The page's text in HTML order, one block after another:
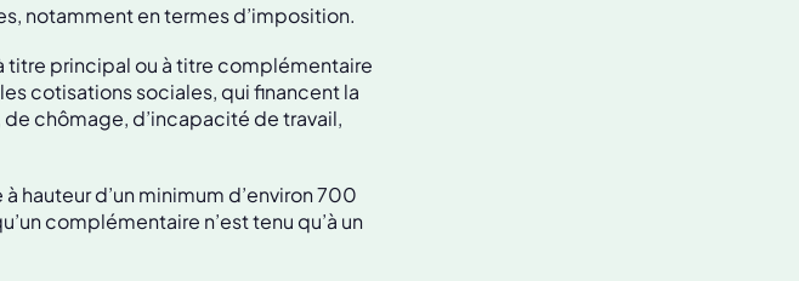
notamment en termes d’imposition.
principal ou à titre complémentaire
cotisations sociales, qui financent la
chômage, d’incapacité de travail,
hauteur d’un minimum d’environ 700
complémentaire n’est tenu qu’à un